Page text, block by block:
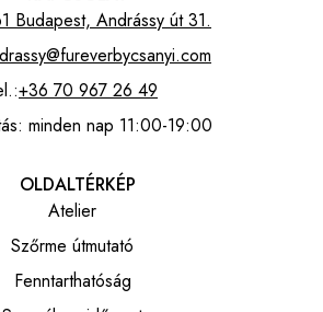
Budapest, Andrássy út 31.
+36 70 967 26 49
minden nap 11:00-19:00
OLDALTÉRKÉP
Atelier
Szőrme útmutató
Fenntarthatóság